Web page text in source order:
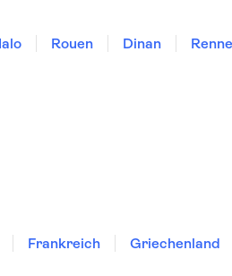
Rouen Dinan
Frankreich Griechenland